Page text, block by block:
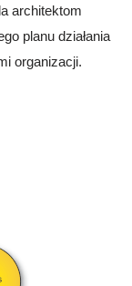
architektom
planu działania
organizacji.